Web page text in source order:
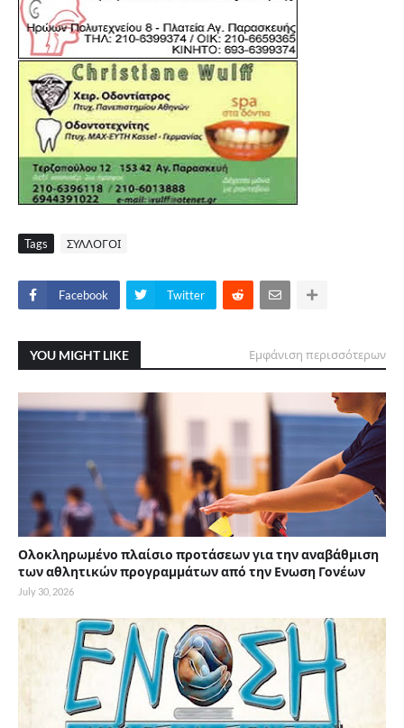
Tags ΣΥΛΛΟΓΟΙ
Facebook Twitter
YOU MIGHT LIKE Εμφάνιση περισσότερων
Ολοκληρωμένο πλαίσιο προτάσεων για την αναβάθμιση
των αθλητικών προγραμμάτων από την Ενωση Γονέων
July 30, 2026